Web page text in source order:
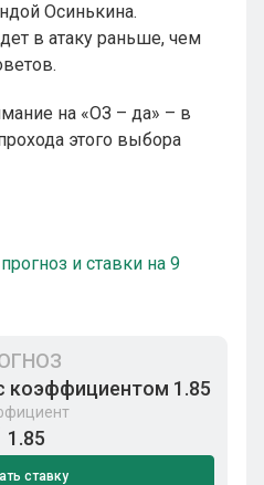
Осинькина.
в атаку раньше, чем
на «ОЗ – да» – в
этого выбора
и ставки на 9
коэффициентом 1.85
1.85
ставку